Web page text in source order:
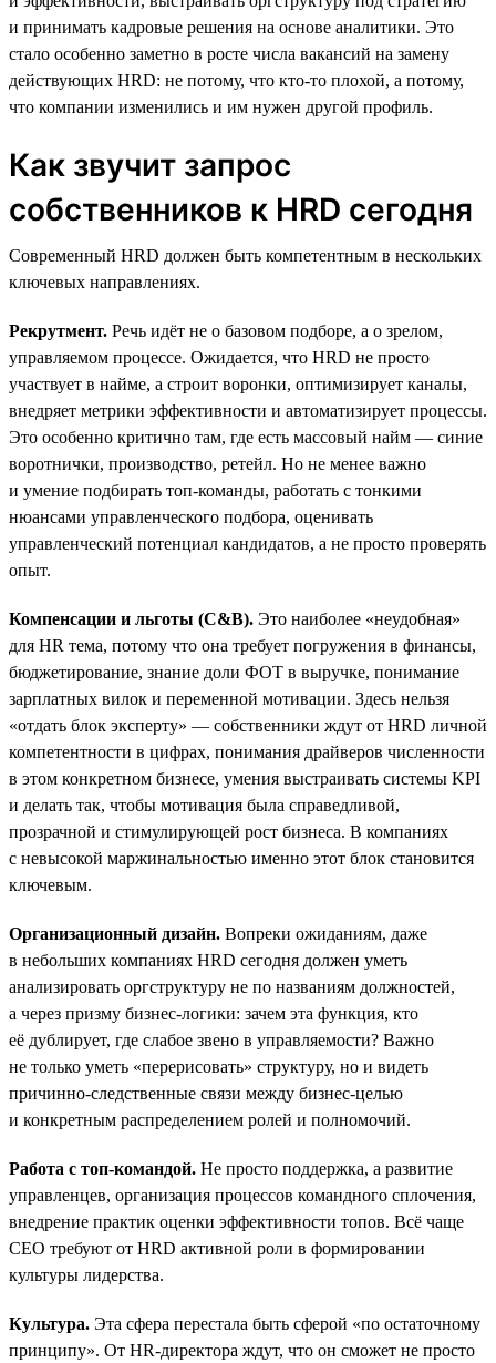
и принимать кадровые решения на основе аналитики. Это
стало особенно заметно в росте числа вакансий на замену
действующих HRD: не потому, что кто-то плохой, а потому,
что компании изменились и им нужен другой профиль.
Как звучит запрос
собственников к HRD сегодня
Современный HRD должен быть компетентным в нескольких
ключевых направлениях.
Рекрутмент. Речь идёт не о базовом подборе, а о зрелом,
управляемом процессе. Ожидается, что HRD не просто
участвует в найме, а строит воронки, оптимизирует каналы,
внедряет метрики эффективности и автоматизирует процессы.
Это особенно критично там, где есть массовый найм — синие
воротнички, производство, ретейл. Но не менее важно
и умение подбирать топ-команды, работать с тонкими
нюансами управленческого подбора, оценивать
управленческий потенциал кандидатов, а не просто проверять
опыт.
Компенсации и льготы (C&B). Это наиболее «неудобная»
для HR тема, потому что она требует погружения в финансы,
бюджетирование, знание доли ФОТ в выручке, понимание
зарплатных вилок и переменной мотивации. Здесь нельзя
«отдать блок эксперту» — собственники ждут от HRD личной
компетентности в цифрах, понимания драйверов численности
в этом конкретном бизнесе, умения выстраивать системы KPI
и делать так, чтобы мотивация была справедливой,
прозрачной и стимулирующей рост бизнеса. В компаниях
с невысокой маржинальностью именно этот блок становится
ключевым.
Организационный дизайн. Вопреки ожиданиям, даже
в небольших компаниях HRD сегодня должен уметь
анализировать оргструктуру не по названиям должностей,
а через призму бизнес-логики: зачем эта функция, кто
её дублирует, где слабое звено в управляемости? Важно
не только уметь «перерисовать» структуру, но и видеть
причинно-следственные связи между бизнес-целью
и конкретным распределением ролей и полномочий.
Работа с топ-командой. Не просто поддержка, а развитие
управленцев, организация процессов командного сплочения,
внедрение практик оценки эффективности топов. Всё чаще
СЕО требуют от HRD активной роли в формировании
культуры лидерства.
Культура. Эта сфера перестала быть сферой «по остаточному
принципу». От HR-директора ждут, что он сможет не просто